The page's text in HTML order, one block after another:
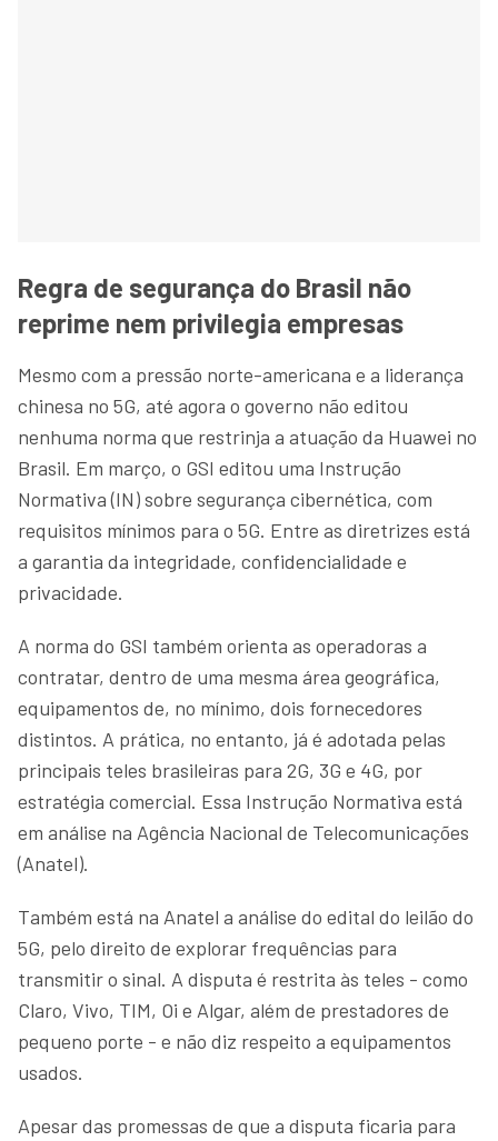
Regra de segurança do Brasil não
reprime nem privilegia empresas
Mesmo com a pressão norte-americana e a liderança
chinesa no 5G, até agora o governo não editou
nenhuma norma que restrinja a atuação da Huawei no
Brasil. Em março, o GSI editou uma Instrução
Normativa (IN) sobre segurança cibernética, com
requisitos mínimos para o 5G. Entre as diretrizes está
a garantia da integridade, confidencialidade e
privacidade.
A norma do GSI também orienta as operadoras a
contratar, dentro de uma mesma área geográfica,
equipamentos de, no mínimo, dois fornecedores
distintos. A prática, no entanto, já é adotada pelas
principais teles brasileiras para 2G, 3G e 4G, por
estratégia comercial. Essa Instrução Normativa está
em análise na Agência Nacional de Telecomunicações
(Anatel).
Também está na Anatel a análise do edital do leilão do
5G, pelo direito de explorar frequências para
transmitir o sinal. A disputa é restrita às teles - como
Claro, Vivo, TIM, Oi e Algar, além de prestadores de
pequeno porte - e não diz respeito a equipamentos
usados.
Apesar das promessas de que a disputa ficaria para